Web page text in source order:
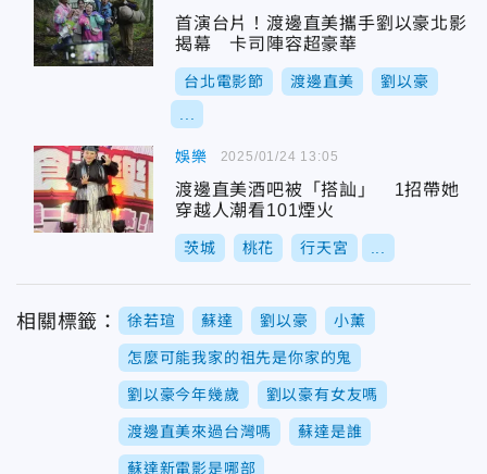
首演台片！渡邊直美攜手劉以豪北影
揭幕 卡司陣容超豪華
台北電影節 渡邊直美 劉以豪
娛樂
渡邊直美酒吧被「搭訕」 1招帶她
穿越人潮看101煙火
茨城 桃花 行天宮
2025/01/24 13:05
相關標籤： 徐若瑄 蘇達 劉以豪 小薰
怎麼可能我家的祖先是你家的鬼
劉以豪今年幾歲 劉以豪有女友嗎
渡邊直美來過台灣嗎 蘇達是誰
蘇達新電影是哪部